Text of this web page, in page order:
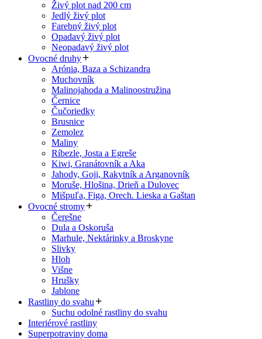
Živý plot nad 200 cm
Jedlý živý plot
Farebný živý plot
Opadavý živý plot
Neopadavý živý plot
Ovocné druhy
Arónia, Baza a Schizandra
Muchovník
Malinojahoda a Malinoostružina
Černice
Čučoriedky
Brusnice
Zemolez
Maliny
Ríbezle, Josta a Egreše
Kiwi, Granátovník a Aka
Jahody, Goji, Rakytník a Arganovník
Moruše, Hlošina, Drieň a Dulovec
Mišpuľa, Figa, Orech. Lieska a Gaštan
Ovocné stromy
Čerešne
Dula a Oskoruša
Marhule, Nektárinky a Broskyne
Slivky
Hloh
Višne
Hrušky
Jablone
Rastliny do svahu
Suchu odolné rastliny do svahu
Interiérové rastliny
Superpotraviny doma